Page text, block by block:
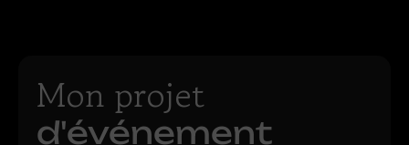
Mon projet
d'événement